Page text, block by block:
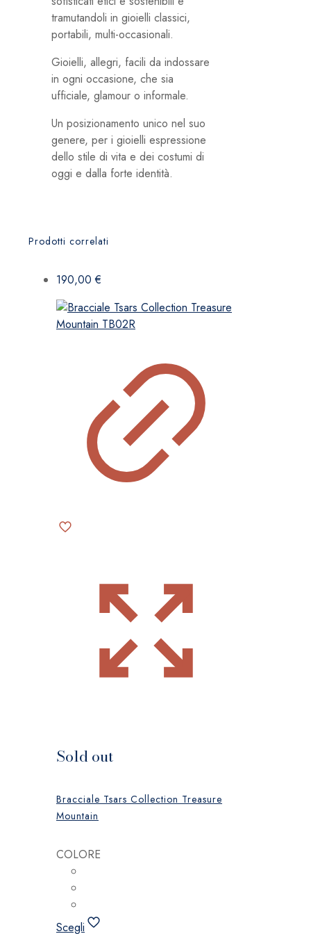
tramutandoli in gioielli classici,
portabili, multi-occasionali.
Gioielli, allegri, facili da indossare
in ogni occasione, che sia
ufficiale, glamour o informale.
Un posizionamento unico nel suo
genere, per i gioielli espressione
dello stile di vita e dei costumi di
oggi e dalla forte identità.
Prodotti correlati
190,00€
Sold out
Bracciale Tsars Collection Treasure
Mountain
COLORE
Scegli